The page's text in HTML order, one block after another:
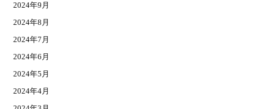
2024年9月
2024年8月
2024年7月
2024年6月
2024年5月
2024年4月